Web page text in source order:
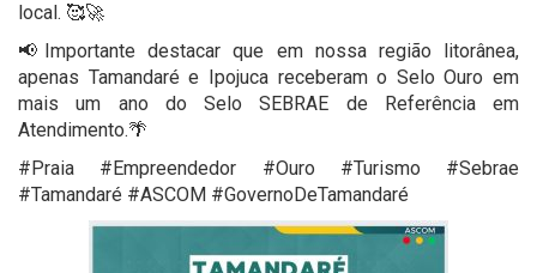
local. 🥰🚀
📢Importante destacar que em nossa região litorânea,
apenas Tamandaré e Ipojuca receberam o Selo Ouro em
mais um ano do Selo SEBRAE de Referência em
Atendimento.🌴
#Praia #Empreendedor #Ouro #Turismo #Sebrae
#Tamandaré #ASCOM #GovernoDeTamandaré